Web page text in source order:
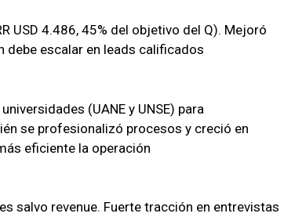
USD 4.486, 45% del objetivo del Q). Mejoró
debe escalar en leads calificados
(UANE y UNSE) para
se profesionalizó procesos y creció en
eficiente la operación
salvo revenue. Fuerte tracción en entrevistas